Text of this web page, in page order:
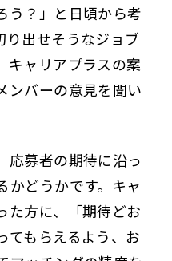
う？」と日頃から考
り出せそうなジョブ
キャリアプラスの案
ンバーの意見を聞い
応募者の期待に沿っ
かどうかです。キャ
た方に、「期待どお
てもらえるよう、お